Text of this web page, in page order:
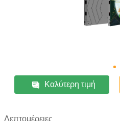
Καλύτερη τιμή
Λεπτομέρειες